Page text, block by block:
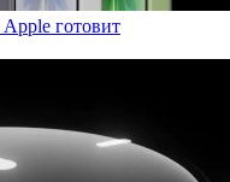
готовит